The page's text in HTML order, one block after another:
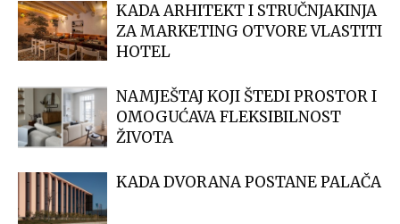
KADA ARHITEKT I STRUČNJAKINJA
ZA MARKETING OTVORE VLASTITI
HOTEL
NAMJEŠTAJ KOJI ŠTEDI PROSTOR I
OMOGUĆAVA FLEKSIBILNOST
ŽIVOTA
KADA DVORANA POSTANE PALAČA